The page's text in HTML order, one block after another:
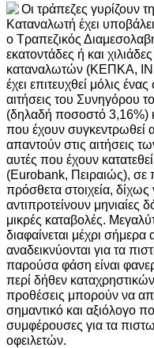
Οι τράπεζες γυρίζουν
Καταναλωτή έχει
ο Τραπεζικός
εκατοντάδες ή και
καταναλωτών (ΚΕΠΚΑ,
έχει επιτευχθεί μόλις
αιτήσεις του Συνηγόρου
(δηλαδή ποσοστό 3,16%)
που έχουν συγκεντρωθεί
απαντούν στις αιτήσεις
αυτές που έχουν
(Eurobank, Πειραιώς), σε
πρόσθετα στοιχεία,
αντιπροτείνουν
μικρές καταβολές.
διαφαίνεται μέχρι
αναδεικνύονται για τα
παρούσα φάση είναι
περί δήθεν
προθέσεις μπορούν να
σημαντικό και αξιόλογο
συμφέρουσες για τα
οφειλετών.